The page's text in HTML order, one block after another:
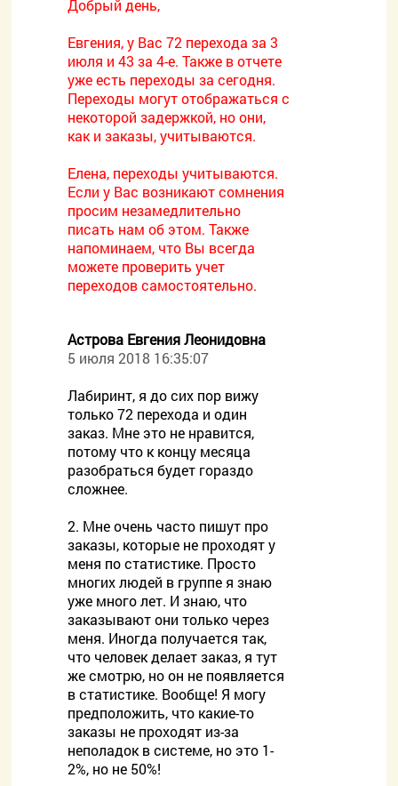
Добрый день,
Евгения, у Вас 72 перехода за 3
июля и 43 за 4-е. Также в отчете
уже есть переходы за сегодня.
Переходы могут отображаться с
некоторой задержкой, но они,
как и заказы, учитываются.
Елена, переходы учитываются.
Если у Вас возникают сомнения
просим незамедлительно
писать нам об этом. Также
напоминаем, что Вы всегда
можете проверить учет
переходов самостоятельно.
Астрова Евгения Леонидовна
5 июля 2018 16:35:07
Лабиринт, я до сих пор вижу
только 72 перехода и один
заказ. Мне это не нравится,
потому что к концу месяца
разобраться будет гораздо
сложнее.
2. Мне очень часто пишут про
заказы, которые не проходят у
меня по статистике. Просто
многих людей в группе я знаю
уже много лет. И знаю, что
заказывают они только через
меня. Иногда получается так,
что человек делает заказ, я тут
же смотрю, но он не появляется
в статистике. Вообще! Я могу
предположить, что какие-то
заказы не проходят из-за
неполадок в системе, но это 1-
2%, но не 50%!